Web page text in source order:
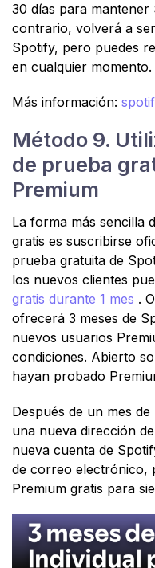
30 días para mantener
contrario, volverá a
Spotify, pero puedes
en cualquier momento.
Más información:
Método 9.
de prueba
Premium
La forma más sencilla
gratis es suscribirse
prueba gratuita de
los nuevos clientes
gratis durante 1 mes .
ofrecerá 3 meses de
nuevos usuarios
condiciones. Abierto
hayan probado
Después de un mes
una nueva dirección
nueva cuenta de
de correo electrónico,
Premium gratis para